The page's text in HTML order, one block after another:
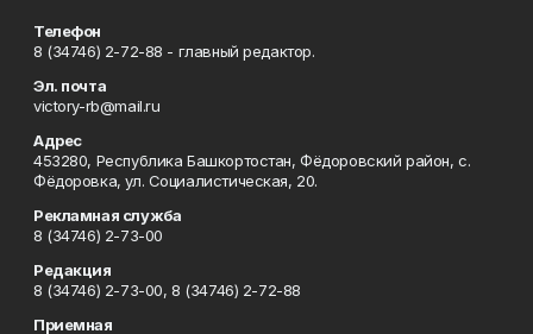
Телефон
8 (34746) 2-72-88 - главный редактор.
Эл. почта
victory-rb@mail.ru
Адрес
453280, Республика Башкортостан, Фёдоровский район, с.
Фёдоровка, ул. Социалистическая, 20.
Рекламная служба
8 (34746) 2-73-00
Редакция
8 (34746) 2-73-00, 8 (34746) 2-72-88
Приемная